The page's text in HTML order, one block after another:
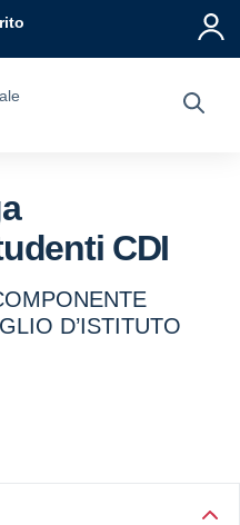
CDI
D’ISTITUTO